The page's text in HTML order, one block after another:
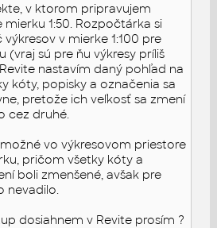
v ktorom pripravujem
mierku 1:50. Rozpočtárka si
v mierke 1:100 pre
(vraj sú pre ňu výkresy príliš
nastavím daný pohľad na
kóty, popisky a označenia sa
pretože ich veľkosť sa zmení
cez druhé.
vo výkresovom priestore
pričom všetky kóty a
boli zmenšené, avšak pre
nevadilo.
dosiahnem v Revite prosím ?